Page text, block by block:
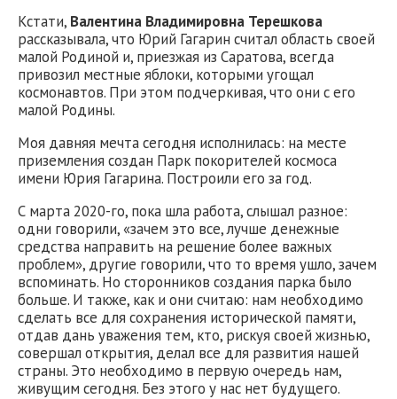
Кстати, Валентина Владимировна Терешкова
рассказывала, что Юрий Гагарин считал область своей
малой Родиной и, приезжая из Саратова, всегда
привозил местные яблоки, которыми угощал
космонавтов. При этом подчеркивая, что они с его
малой Родины.
Моя давняя мечта сегодня исполнилась: на месте
приземления создан Парк покорителей космоса
имени Юрия Гагарина. Построили его за год.
С марта 2020-го, пока шла работа, слышал разное:
одни говорили, «зачем это все, лучше денежные
средства направить на решение более важных
проблем», другие говорили, что то время ушло, зачем
вспоминать. Но сторонников создания парка было
больше. И также, как и они считаю: нам необходимо
сделать все для сохранения исторической памяти,
отдав дань уважения тем, кто, рискуя своей жизнью,
совершал открытия, делал все для развития нашей
страны. Это необходимо в первую очередь нам,
живущим сегодня. Без этого у нас нет будущего.